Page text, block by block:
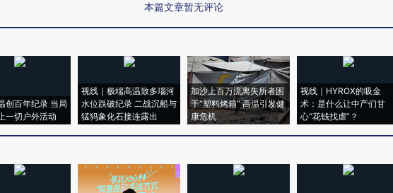
本篇文章暂无评论
创百年纪录 当局
一切户外活动
视线｜极端高温致多瑙河
水位跌破纪录 二战沉船与
猛犸象化石接连露出
加沙上百万流离失所者困
于“塑料烤箱” 高温引发健
康危机
视线｜HYROX的吸金
术：是什么让中产们甘
心“花钱找虐”？